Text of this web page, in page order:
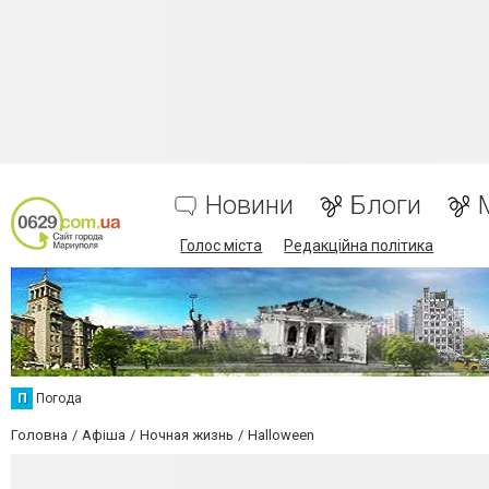
Новини Блоги
Голос міста Редакційна політика
П Погода
Головна Афіша Ночная жизнь Halloween